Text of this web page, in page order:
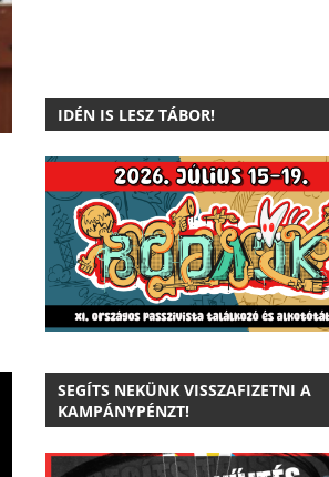
IDÉN IS LESZ TÁBOR!
SEGÍTS NEKÜNK VISSZAFIZETNI A
KAMPÁNYPÉNZT!